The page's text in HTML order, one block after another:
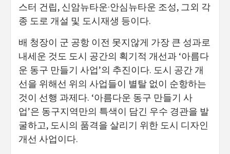
스터 건립, 신암뉴타운·안심뉴타운 조성, 그외 각
종 도로 개설 및 도시재생 등이다.
배 청장이 군 공항 이전 못지않게 가장 큰 성과로
내세운 것도 도시 공간의 획기적 개선과 ‘아름다
운 동구 만들기 사업’의 추진이다. 도시 공간 개
선을 위해선 위의 사업들이 별탈 없이 순항하는
것이 선행 과제다. ‘아름다운 동구 만들기 사
업’은 동구지역만의 특색이 담긴 우수 경관을 발
굴하고, 도시의 품격을 살리기 위한 도시 디자인
개선 사업이다.